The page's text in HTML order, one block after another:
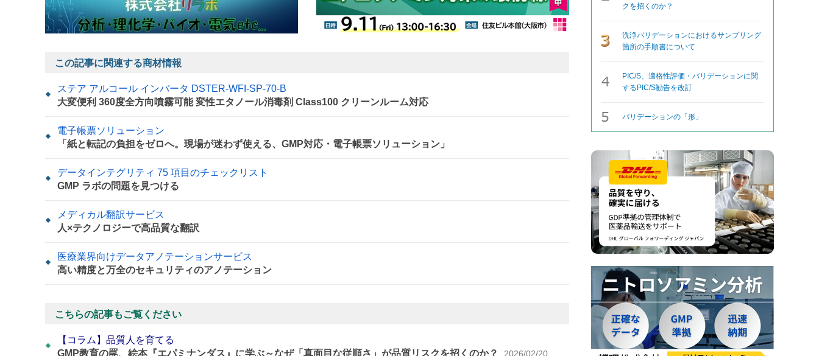
この記事に関連する商材情報
ステア アルコール インバータ DSTER-WFI-SP-70-B
大変便利 360度全方向噴霧可能 変性エタノール消毒剤 Class100 クリーンルーム対応
電子帳票ソリューション
「紙と転記の負担をゼロへ。現場が迷わず使える、GMP対応・電子帳票ソリューション」
データインテグリティ 75 項目のチェックリスト
GMP ラボの問題を見つける
メディカル翻訳サービス
人×テクノロジーで高品質な翻訳
医療業界向けデータアノテーションサービス
高い精度と万全のセキュリティのアノテーション
こちらの記事もご覧ください
【コラム】品質人を育てる
GMP教育の罠、絵本『エパミナンダス』に学ぶ～なぜ「真面目な従順さ」が品質リスクを招くのか？
2026/02/20
クを招くのか？
洗浄バリデーションにおけるサンプリング
箇所の手順書について
PIC/S、適格性評価・バリデーションに関
するPIC/S勧告を改訂
バリデーションの「形」